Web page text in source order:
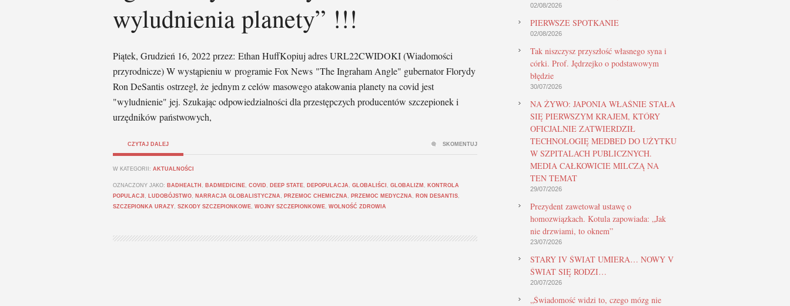
wyludnienia planety” !!!
Piątek, Grudzień 16, 2022 przez: Ethan HuffKopiuj adres URL22CWIDOKI (Wiadomości
przyrodnicze) W wystąpieniu w programie Fox News "The Ingraham Angle" gubernator Florydy
Ron DeSantis ostrzegł, że jednym z celów masowego atakowania planety na covid jest
"wyludnienie" jej. Szukając odpowiedzialności dla przestępczych producentów szczepionek i
urzędników państwowych,
CZYTAJ DALEJ
W KATEGORII: AKTUALNOŚCI
OZNACZONY JAKO: BADHEALTH , BADMEDICINE, COVID , DEEP STATE, DEPOPULACJA , GLOBALIŚCI , GLOBALIZM , KONTROLA
POPULACJI , LUDOBÓJSTWO, NARRACJA GLOBALISTYCZNA , PRZEMOC CHEMICZNA , PRZEMOC MEDYCZNA , RON DESANTIS,
SZCZEPIONKA URAZY, SZKODY SZCZEPIONKOWE, WOJNY SZCZEPIONKOWE, WOLNOŚĆ ZDROWIA
SKOMENTUJ
02/08/2026
PIERWSZE SPOTKANIE
02/08/2026
Tak niszczysz przyszłość własnego syna i
córki. Prof. Jędrzejko o podstawowym
błędzie
30/07/2026
NA ŻYWO: JAPONIA WŁAŚNIE STAŁA
SIĘ PIERWSZYM KRAJEM, KTÓRY
OFICJALNIE ZATWIERDZIŁ
TECHNOLOGIĘ MEDBED DO UŻYTKU
W SZPITALACH PUBLICZNYCH.
MEDIA CAŁKOWICIE MILCZĄ NA
TEN TEMAT
29/07/2026
Prezydent zawetował ustawę o
homozwiązkach. Kotula zapowiada: „Jak
nie drzwiami, to oknem”
23/07/2026
STARY IV ŚWIAT UMIERA… NOWY V
ŚWIAT SIĘ RODZI…
20/07/2026
„Świadomość widzi to, czego mózg nie